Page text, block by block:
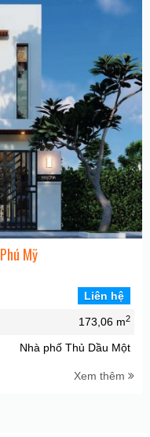
Mỹ
Liên hệ
173,06 m2
Nhà phố Thủ Dầu Một
Xem thêm